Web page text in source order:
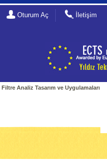
Oturum Aç İletişim
Analiz Tasarım ve Uygulamaları